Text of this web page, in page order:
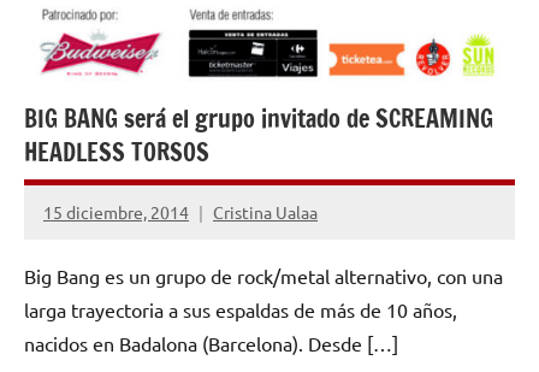
BIG BANG será el grupo invitado de SCREAMING
HEADLESS TORSOS
15 diciembre, 2014 Cristina Ualaa
No
comentarios
Big Bang es un grupo de rock/metal alternativo, con una
larga trayectoria a sus espaldas de más de 10 años,
nacidos en Badalona (Barcelona). Desde […]